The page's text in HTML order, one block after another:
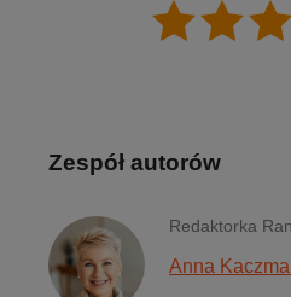
Zespół autorów
Redaktorka
Anna